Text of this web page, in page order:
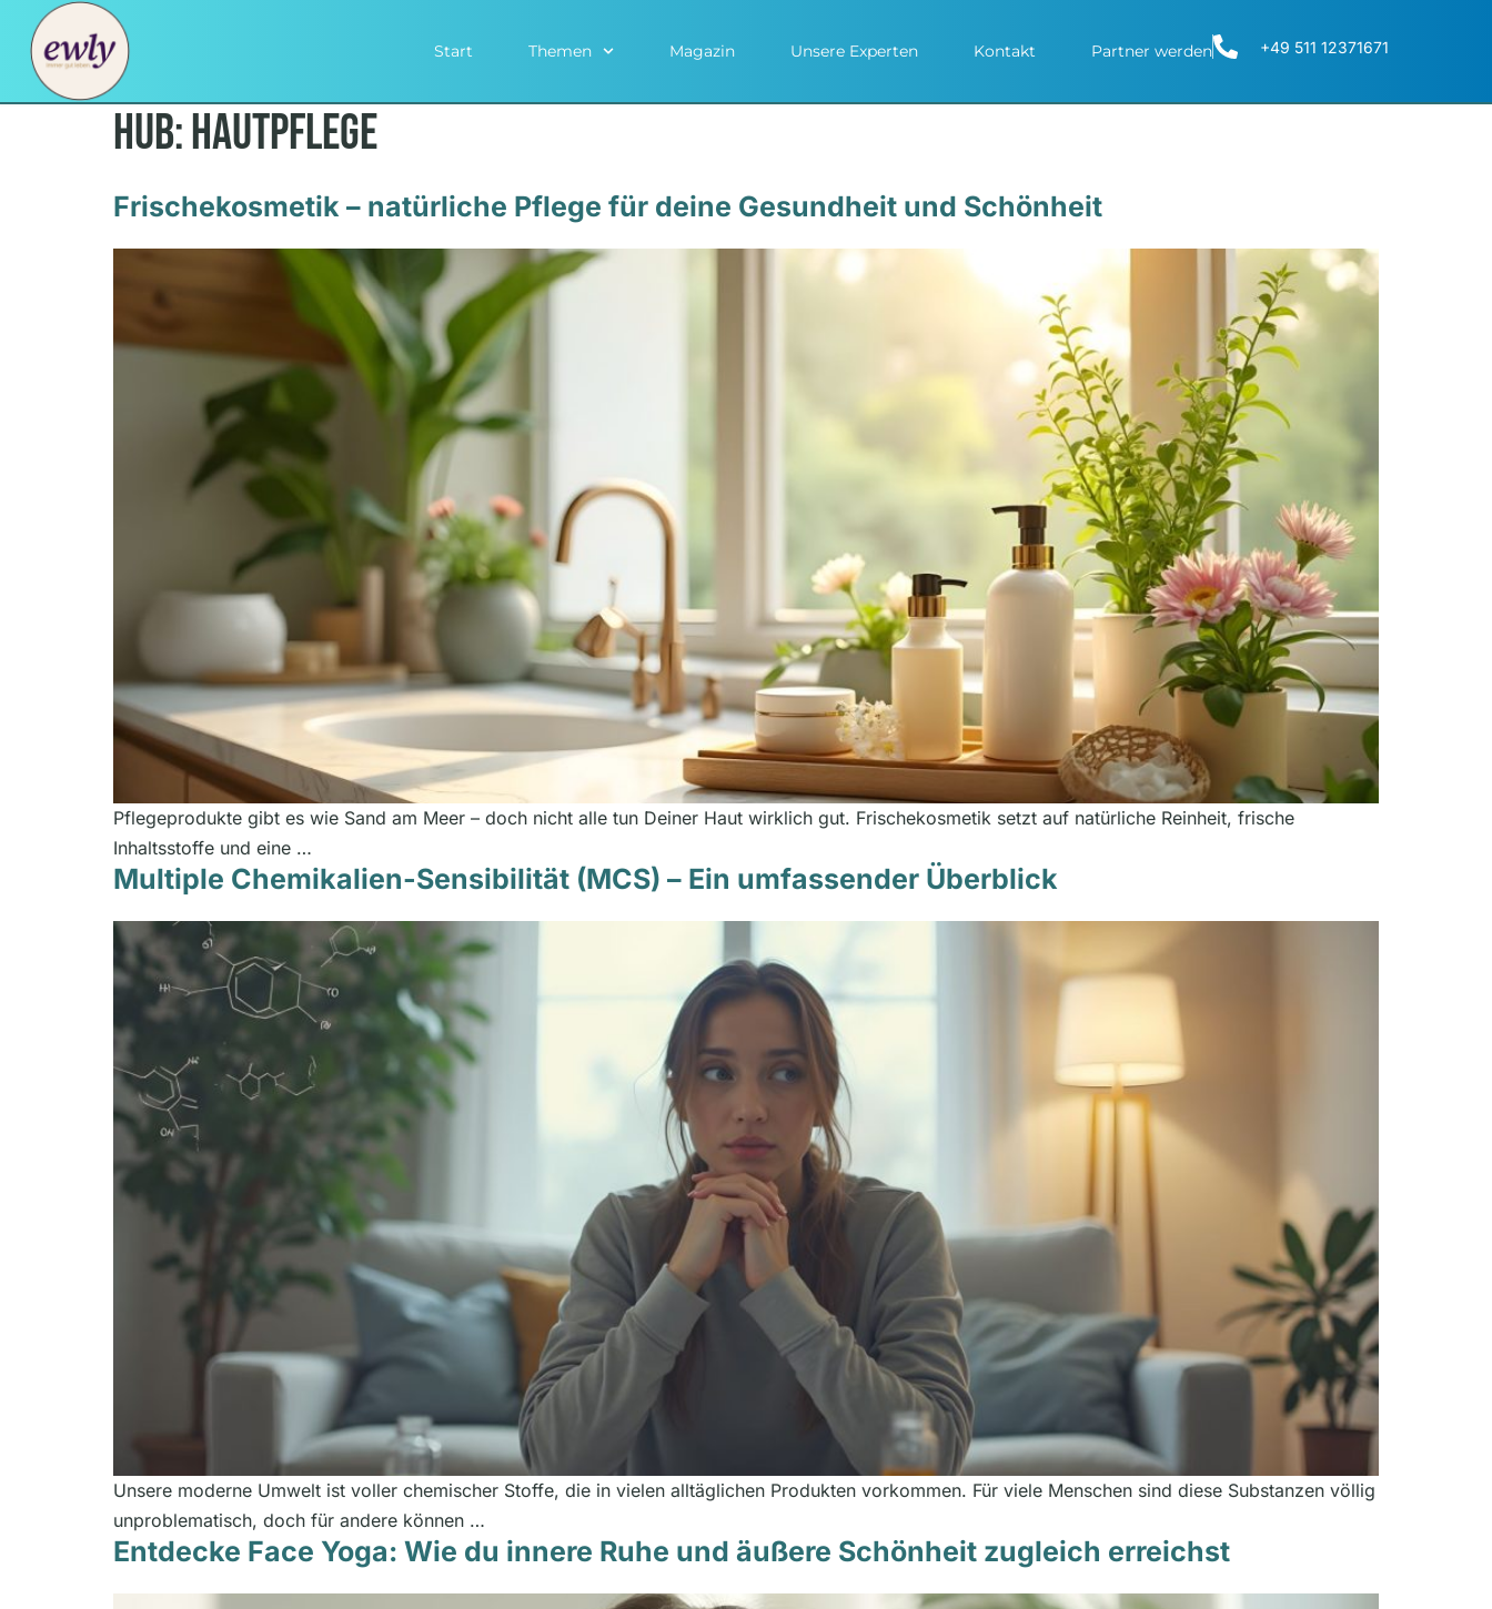
Start Themen Magazin Unsere Experten Kontakt Partner werden +49 511 12371671
Hub:Hautpflege
Frischekosmetik – natürliche Pflege für deine Gesundheit und Schönheit
Pflegeprodukte gibt es wie Sand am Meer – doch nicht alle tun Deiner Haut wirklich gut. Frischekosmetik setzt auf natürliche Reinheit, frische
Inhaltsstoffe und eine …
Multiple Chemikalien-Sensibilität (MCS) – Ein umfassender Überblick
Unsere moderne Umwelt ist voller chemischer Stoffe, die in vielen alltäglichen Produkten vorkommen. Für viele Menschen sind diese Substanzen völlig
unproblematisch, doch für andere können …
Entdecke Face Yoga: Wie du innere Ruhe und äußere Schönheit zugleich erreichst